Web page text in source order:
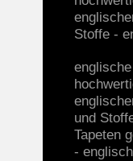
Stoffe -
und
Tapeten
-